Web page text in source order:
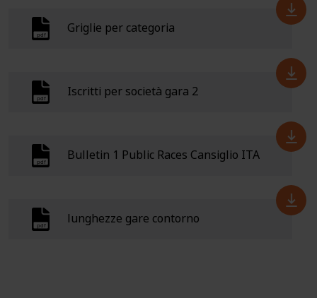
Griglie per categoria
Iscritti per società gara 2
Bulletin 1 Public Races Cansiglio ITA
lunghezze gare contorno